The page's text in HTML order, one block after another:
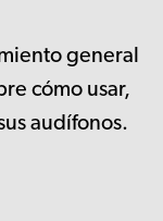
general
cómo usar,
audífonos.